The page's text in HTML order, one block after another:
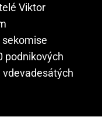
Viktor
podnikových
vdevadesátých